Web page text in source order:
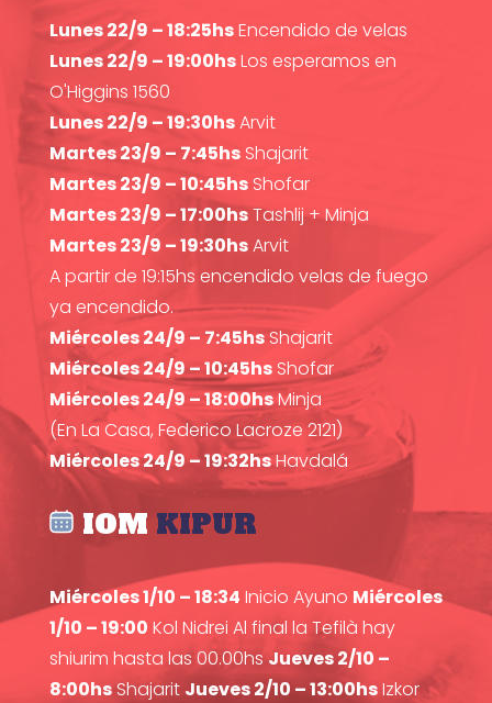
Lunes 22/9 – 18:25hsEncendido de velas
Lunes 22/9 – 19:00hsLos esperamos en
O'Higgins 1560
Lunes 22/9 – 19:30hsArvit
Martes 23/9 – 7:45hsShajarit
Martes 23/9 – 10:45hsShofar
Martes 23/9 – 17:00hsTashlij + Minja
Martes 23/9 – 19:30hsArvit
A partir de 19:15hs encendido velas de fuego
ya encendido.
Miércoles 24/9 – 7:45hsShajarit
Miércoles 24/9 – 10:45hsShofar
Miércoles 24/9 – 18:00hsMinja
(En La Casa, Federico Lacroze 2121)
Miércoles 24/9 – 19:32hsHavdalá
IOM KIPUR
Miércoles 1/10 – 18:34 Inicio Ayuno Miércoles
1/10 – 19:00 Kol Nidrei Al final la Tefilà hay
shiurim hasta las 00.00hsJueves 2/10 –
8:00hsShajarit Jueves 2/10 – 13:00hsIzkor